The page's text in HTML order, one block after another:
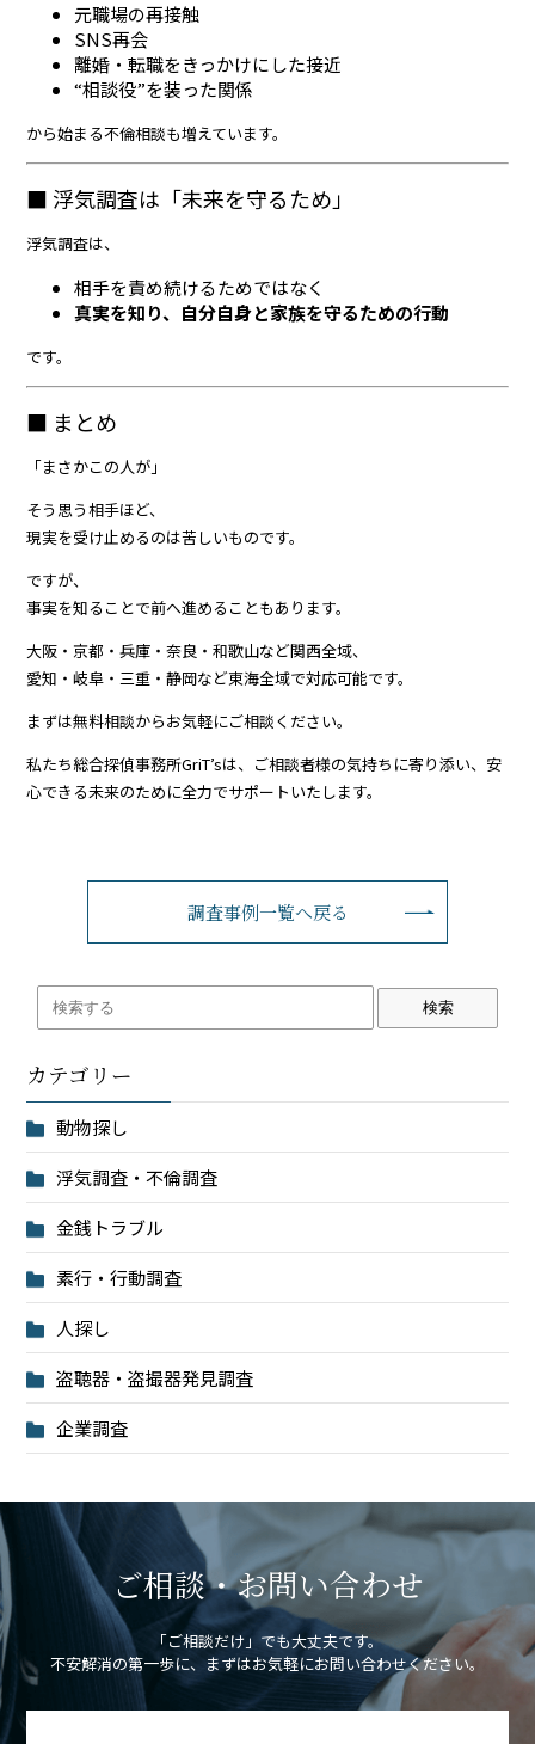
元職場の再接触
SNS再会
離婚・転職をきっかけにした接近
“相談役”を装った関係
から始まる不倫相談も増えています。
■ 浮気調査は「未来を守るため」
浮気調査は、
相手を責め続けるためではなく
真実を知り、自分自身と家族を守るための行動
です。
■ まとめ
「まさかこの人が」
そう思う相手ほど、
現実を受け止めるのは苦しいものです。
ですが、
事実を知ることで前へ進めることもあります。
大阪・京都・兵庫・奈良・和歌山など関西全域、
愛知・岐阜・三重・静岡など東海全域で対応可能です。
まずは無料相談からお気軽にご相談ください。
私たち総合探偵事務所GriT’sは、ご相談者様の気持ちに寄り添い、安
心できる未来のために全力でサポートいたします。
調査事例一覧へ戻る
検索
カテゴリー
動物探し
浮気調査・不倫調査
金銭トラブル
素行・行動調査
人探し
盗聴器・盗撮器発見調査
企業調査
ご相談・お問い合わせ
「ご相談だけ」でも大丈夫です。
不安解消の第一歩に、まずはお気軽にお問い合わせください。